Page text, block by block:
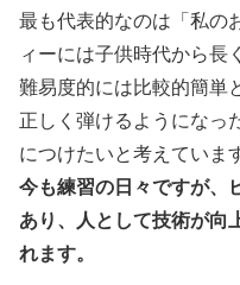
最も代表的なのは「私の
ィーには子供時代から長
難易度的には比較的簡単
正しく弾けるようになっ
につけたいと考えていま
今も練習の日々ですが、
あり、人として技術が向
れます。